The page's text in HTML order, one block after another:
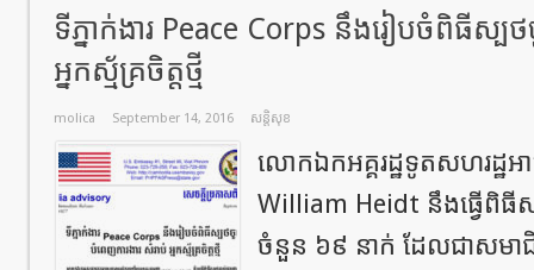
ទីភ្នាក់ងារ Peace Corps នឹងរៀបចំពិធីស្ប
អ្នកស្ម័គ្រចិត្តថ្មី
molica September 14, 2016 សន្តិសុខ
លោកឯកអគ្គរដ្ឋទូតសហរដ្ឋអា
William Heidt នឹងធ្វើពិធី
ចំនួន ៦៩ នាក់ ដែលជាសមាជិ